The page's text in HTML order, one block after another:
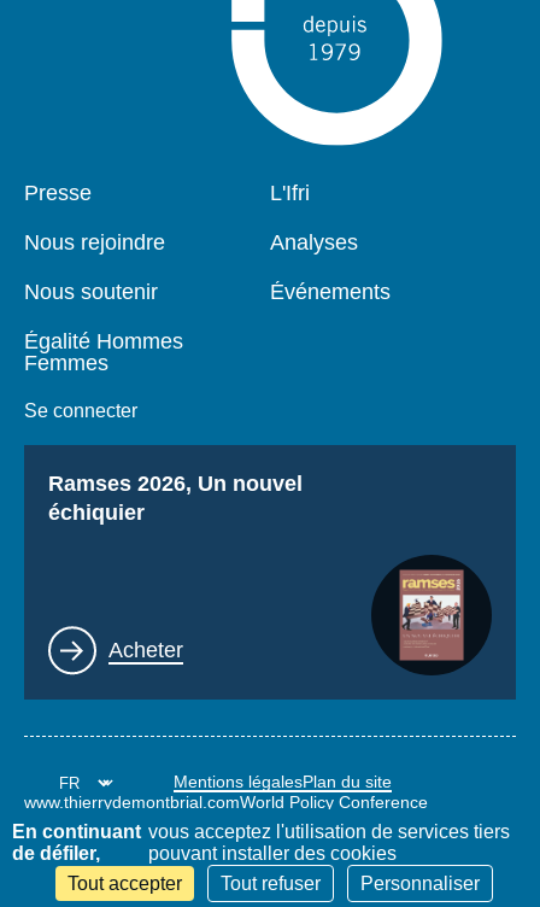
Pied
Presse
Nous rejoindre
Nous soutenir
Égalité Hommes
Femmes
Se connecter
Navigation
L'Ifri
Analyses
Événements
Titre
Ramses 2026, Un nouvel
échiquier
Lien
Acheter
Mentions légalesPlan du site
www.thierrydemontbrial.comWorld Policy Conference
En continuant
de défiler,
vous acceptez l'utilisation de services tiers
pouvant installer des cookies
Tout accepter
Tout refuser Personnaliser